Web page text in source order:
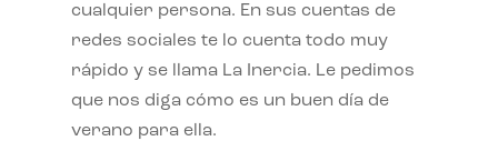
cualquier persona. En sus cuentas de
redes sociales te lo cuenta todo muy
rápido y se llama La Inercia. Le pedimos
que nos diga cómo es un buen día de
verano para ella.